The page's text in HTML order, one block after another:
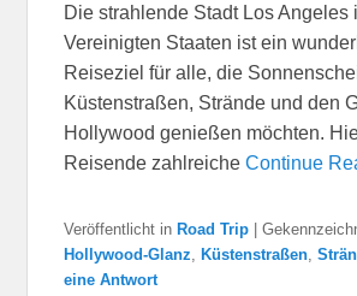
Die strahlende Stadt Los Angeles
Vereinigten Staaten ist ein
Reiseziel für alle, die
Küstenstraßen, Strände und den
Hollywood genießen möchten.
Reisende zahlreicheContinue
Veröffentlicht in Road Trip |
Hollywood-Glanz, Küstenstraßen,
eine Antwort